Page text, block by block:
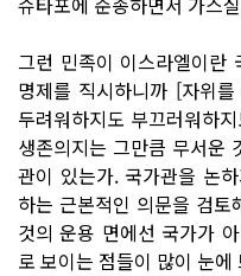
그런 민족이 이스라엘이란
명제를 직시하니까 [자위
두려워하지도 부끄러워하
생존의지는 그만큼 무서운
관이 있는가. 국가관을 논
하는 근본적인 의문을 검
것의 운용 면에선 국가가
로 보이는 점들이 많이 눈에